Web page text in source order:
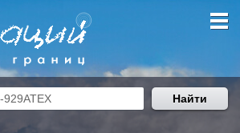
Найти